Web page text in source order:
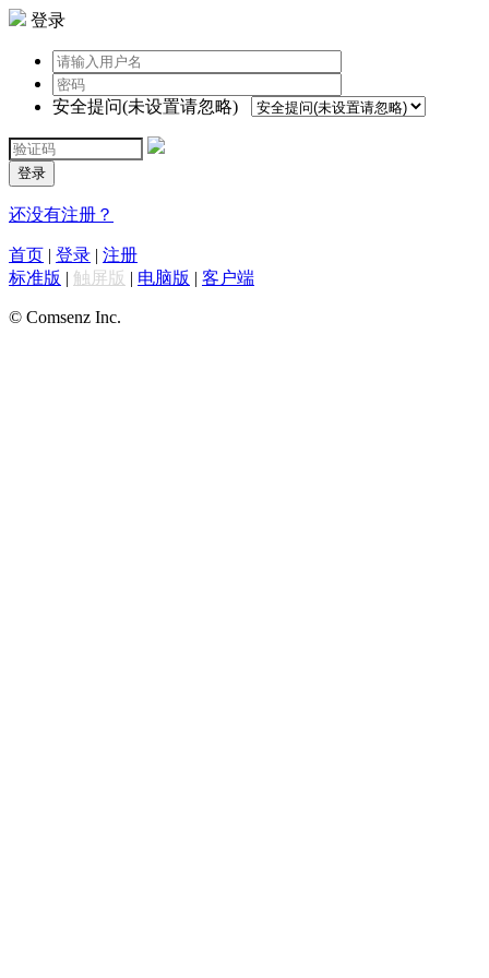
登录
安全提问(未设置请忽略)
登录
还没有注册？
首页 | 登录 | 注册
标准版 | 触屏版 | 电脑版 | 客户端
© Comsenz Inc.